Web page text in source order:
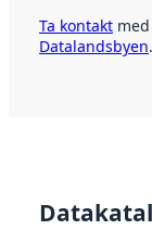
Ta kontakt
Datalandsbyen.